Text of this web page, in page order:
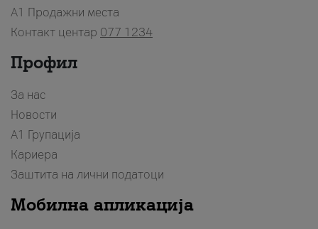
A1 Продажни места
Контакт центар 077 1234
Профил
За нас
Новости
А1 Групација
Кариера
Заштита на лични податоци
Мобилна апликација